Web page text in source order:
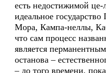
есть недостижимой
идеальное
Мора, Кампа-неллы,
что сам процесс
является
останова –
– до того времени,